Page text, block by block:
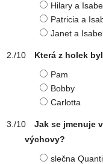
Hilary a
Patricia a
Janet a
Která z holek
Pam
Bobby
Carlotta
Jak se jmenuje
výchovy?
slečna